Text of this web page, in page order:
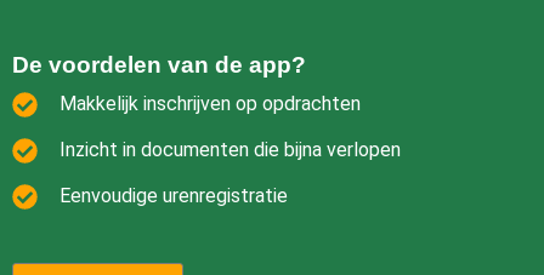
De voordelen van de app?
Makkelijk inschrijven op opdrachten
Inzicht in documenten die bijna verlopen
Eenvoudige urenregistratie